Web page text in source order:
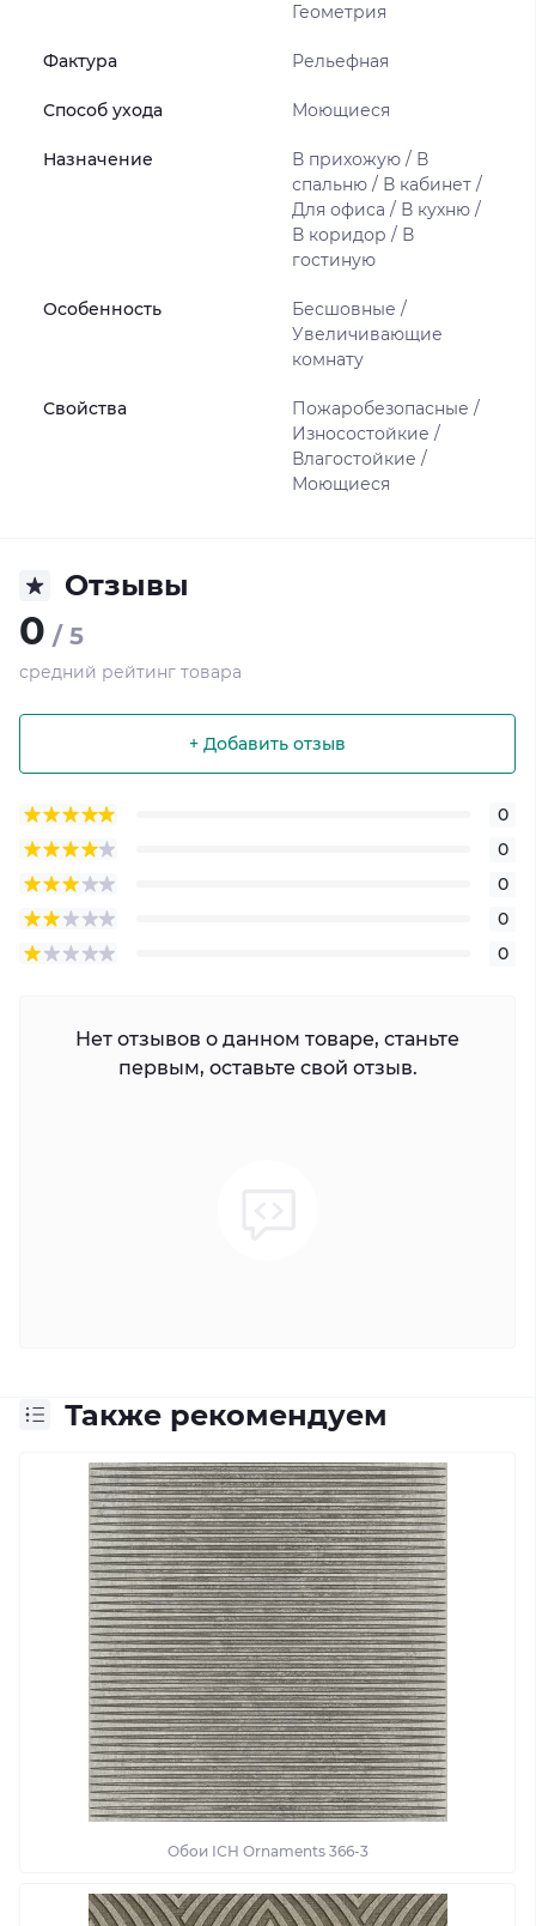
Геометрия
Фактура Рельефная
Способ ухода Моющиеся
Назначение
В прихожую / В
спальню / В кабинет /
Для офиса / В кухню /
В коридор / В
гостиную
Особенность
Бесшовные /
Увеличивающие
комнату
Свойства
Пожаробезопасные /
Износостойкие /
Влагостойкие /
Моющиеся
Отзывы
0 / 5
средний рейтинг товара
+ Добавить отзыв
0
0
0
0
0
Нет отзывов о данном товаре, станьте
первым, оставьте свой отзыв.
Также рекомендуем
Обои ІСН Ornaments 366-3